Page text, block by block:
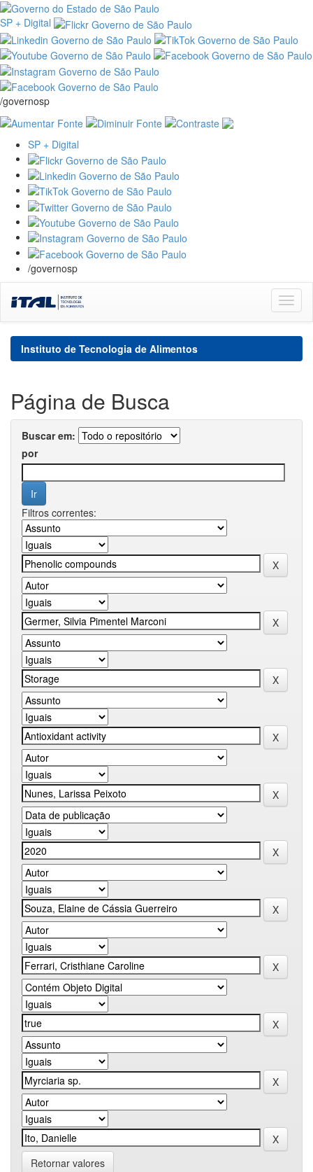
SP + Digital
/governosp
SP + Digital
/governosp
navigation
Instituto de Tecnologia de Alimentos
Página de Busca
Buscar em:
por
Filtros correntes:
Retornar valores